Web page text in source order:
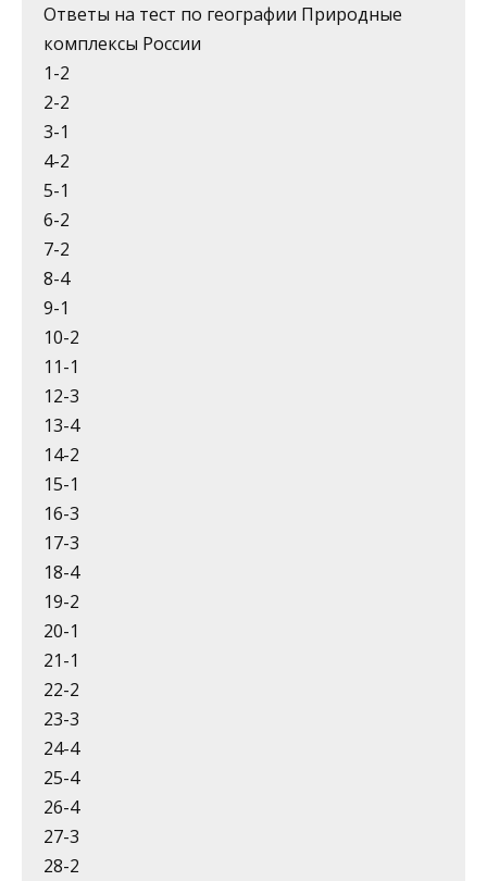
Ответы на тест по географии Природные
комплексы России
1-2
2-2
3-1
4-2
5-1
6-2
7-2
8-4
9-1
10-2
11-1
12-3
13-4
14-2
15-1
16-3
17-3
18-4
19-2
20-1
21-1
22-2
23-3
24-4
25-4
26-4
27-3
28-2